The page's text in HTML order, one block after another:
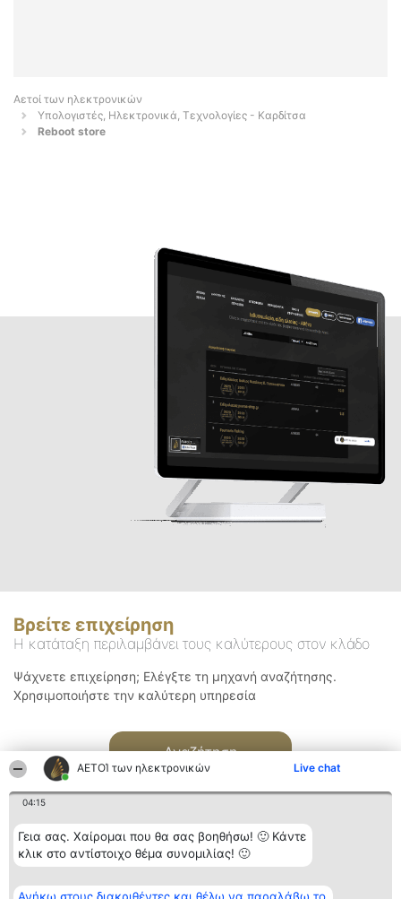
ΑΕΤΟΊ των ηλεκτρονικών Live chat
04:15
Γεια σας. Χαίρομαι που θα σας βοηθήσω! 🙂 Κάντε
κλικ στο αντίστοιχο θέμα συνομιλίας! 🙂
Αετοί των ηλεκτρονικών
Υπολογιστές, Ηλεκτρονικά, Τεχνολογίες - Καρδίτσα
Reboot store
Βρείτε επιχείρηση
Η κατάταξη περιλαμβάνει τους καλύτερους στον κλάδο
Ψάχνετε επιχείρηση; Ελέγξτε τη μηχανή αναζήτησης.
Χρησιμοποιήστε την καλύτερη υπηρεσία
Αναζήτηση
Διοργανωτής της
κατάταξης
Κατάταξη
Διακριθέντες
Επικοινωνία
Επικοινωνία